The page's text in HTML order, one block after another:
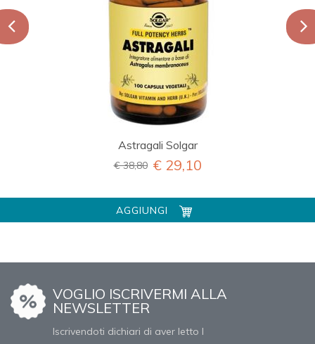
Astragali Solgar
€ 38,80 € 29,10
AGGIUNGI
VOGLIO ISCRIVERMI ALLA
NEWSLETTER
Iscrivendoti dichiari di aver letto l